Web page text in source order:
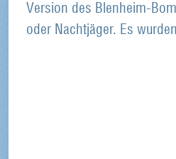
Version des Blenheim-
oder Nachtjäger. Es